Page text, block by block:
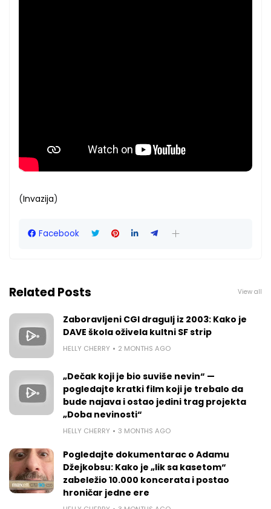
(Invazija)
Facebook
Related Posts View all
Zaboravljeni CGI dragulj iz 2003: Kako je
DAVE škola oživela kultni SF strip
HELLY CHERRY 2 MONTHS AGO
„Dečak koji je bio suviše nevin“ —
pogledajte kratki film koji je trebalo da
bude najava i ostao jedini trag projekta
„Doba nevinosti“
HELLY CHERRY 3 MONTHS AGO
Pogledajte dokumentarac o Adamu
Džejkobsu: Kako je „lik sa kasetom“
zabeležio 10.000 koncerata i postao
hroničar jedne ere